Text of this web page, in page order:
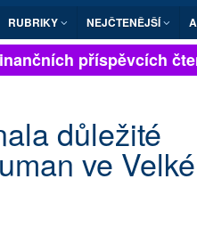
RUBRIKY NEJČTENĚJŠÍ
příspěvcích
důležité
ve Velké